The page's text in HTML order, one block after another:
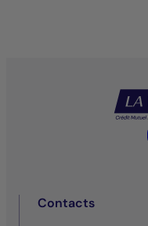
Contacts